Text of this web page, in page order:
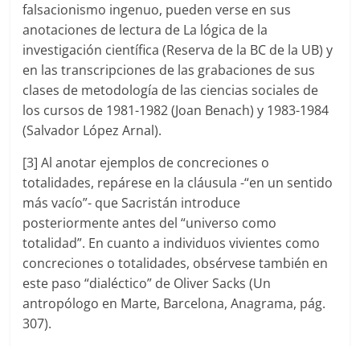
falsacionismo ingenuo, pueden verse en sus
anotaciones de lectura de La lógica de la
investigación científica (Reserva de la BC de la UB) y
en las transcripciones de las grabaciones de sus
clases de metodología de las ciencias sociales de
los cursos de 1981-1982 (Joan Benach) y 1983-1984
(Salvador López Arnal).
[3] Al anotar ejemplos de concreciones o
totalidades, repárese en la cláusula -“en un sentido
más vacío”- que Sacristán introduce
posteriormente antes del “universo como
totalidad”. En cuanto a individuos vivientes como
concreciones o totalidades, obsérvese también en
este paso “dialéctico” de Oliver Sacks (Un
antropólogo en Marte, Barcelona, Anagrama, pág.
307).